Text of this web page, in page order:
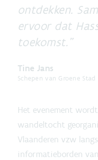
ontdekken.
ervoor dat
toekomst.
Tine Jans
Schepen van Groene
Het evenement
wandeltocht
Vlaanderen vzw
informatieborden